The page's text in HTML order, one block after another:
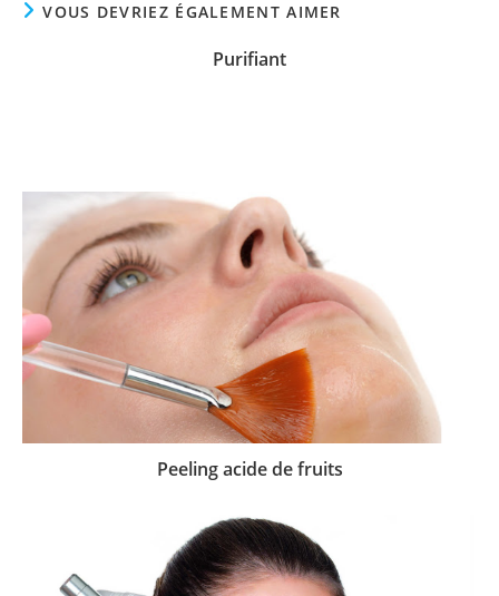
VOUS DEVRIEZ ÉGALEMENT AIMER
Purifiant
Peeling acide de fruits